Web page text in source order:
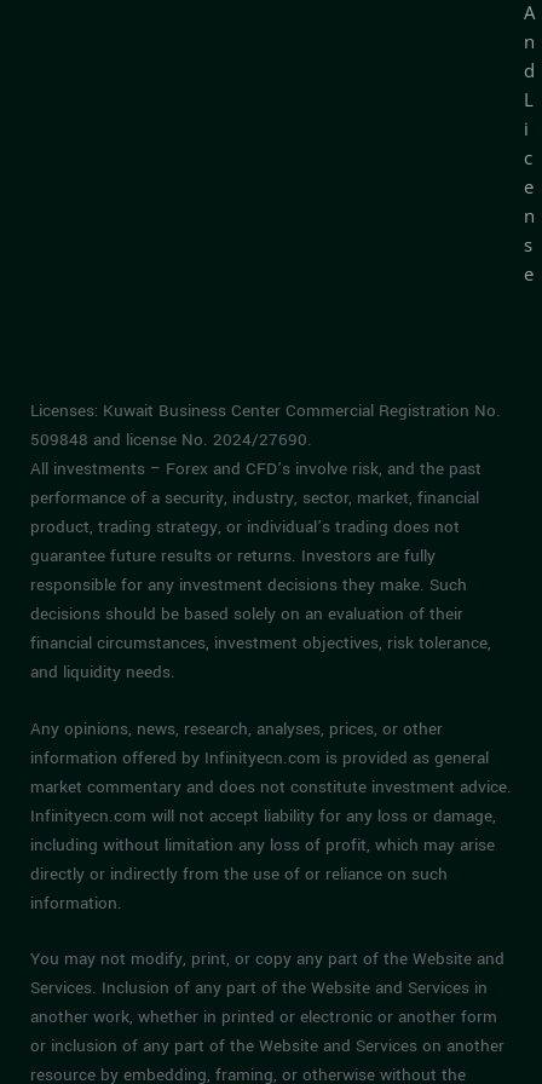
A
n
d
L
i
c
e
n
s
e
Licenses: Kuwait Business Center Commercial Registration No.
509848 and license No. 2024/27690.
All investments – Forex and CFD’s involve risk, and the past
performance of a security, industry, sector, market, financial
product, trading strategy, or individual’s trading does not
guarantee future results or returns. Investors are fully
responsible for any investment decisions they make. Such
decisions should be based solely on an evaluation of their
financial circumstances, investment objectives, risk tolerance,
and liquidity needs.
Any opinions, news, research, analyses, prices, or other
information offered by Infinityecn.com is provided as general
market commentary and does not constitute investment advice.
Infinityecn.com will not accept liability for any loss or damage,
including without limitation any loss of profit, which may arise
directly or indirectly from the use of or reliance on such
information.
You may not modify, print, or copy any part of the Website and
Services. Inclusion of any part of the Website and Services in
another work, whether in printed or electronic or another form
or inclusion of any part of the Website and Services on another
resource by embedding, framing, or otherwise without the